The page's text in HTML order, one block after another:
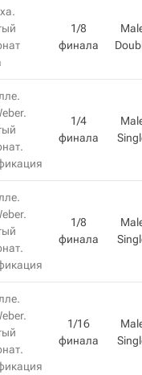
1/8
финала
1/4
финала
1/8
финала
1/16
финала